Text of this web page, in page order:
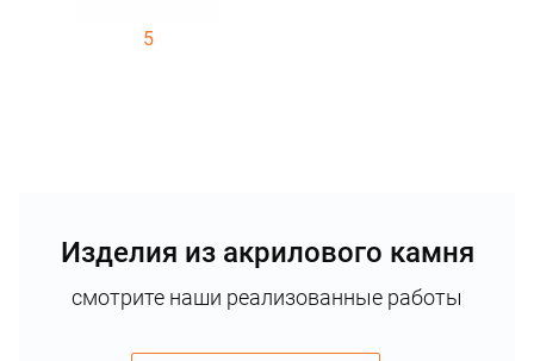
5
Изделия из акрилового камня
смотрите наши реализованные работы